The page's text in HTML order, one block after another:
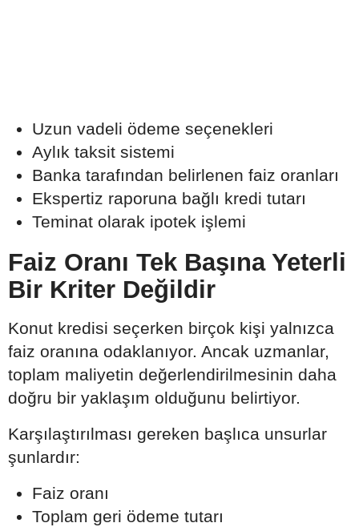
Uzun vadeli ödeme seçenekleri
Aylık taksit sistemi
Banka tarafından belirlenen faiz oranları
Ekspertiz raporuna bağlı kredi tutarı
Teminat olarak ipotek işlemi
Faiz Oranı Tek Başına Yeterli
Bir Kriter Değildir
Konut kredisi seçerken birçok kişi yalnızca
faiz oranına odaklanıyor. Ancak uzmanlar,
toplam maliyetin değerlendirilmesinin daha
doğru bir yaklaşım olduğunu belirtiyor.
Karşılaştırılması gereken başlıca unsurlar
şunlardır:
Faiz oranı
Toplam geri ödeme tutarı